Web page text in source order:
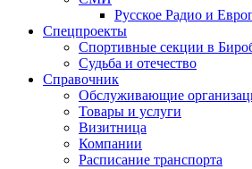
Русское Радио и
Спецпроекты
Спортивные секции в
Судьба и отечество
Справочник
Обслуживающие
Товары и услуги
Визитница
Компании
Расписание транспорта